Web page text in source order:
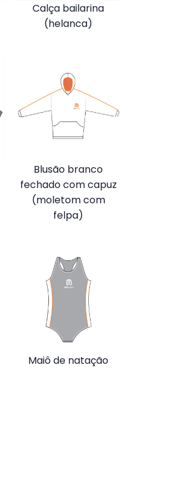
Calça bailarina
(helanca)
Blusão branco
fechado com capuz
(moletom com
felpa)
Maiô de natação